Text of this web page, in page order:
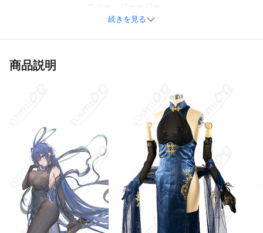
ニュー・ジャージー
リスマ的・姉御肌・陽気・茶目っ気あり
チャイナドレス、ストール、手袋、靴下
（生産のバッチによって内容が変更される
場合があります）
サイズ
S、M、L
発送予定
加工に7～15営業日、配送に5～7営業日（※
土日祝除く）、合計で12～22営業日程度で
お届け
クレジットカード（VISA、Master、JCB、
続きを見る
商品説明